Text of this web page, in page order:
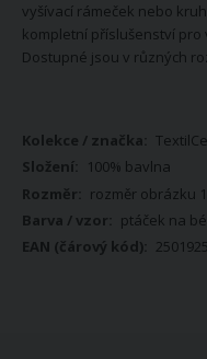
vyšívací rámeček nebo
kompletní příslušenství
Dostupné jsou v různých
Více
informací
100% bavlna
rozměr obrázku
ptáček na